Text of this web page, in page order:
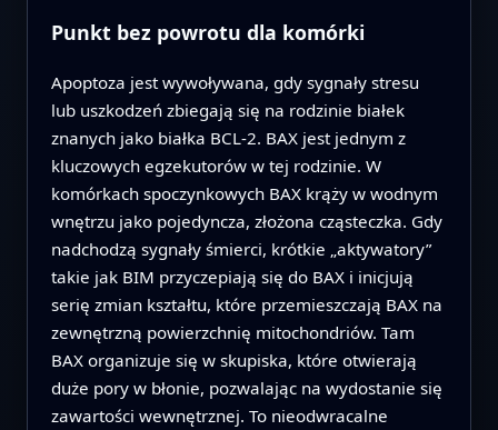
Punkt bez powrotu dla komórki
Apoptoza jest wywoływana, gdy sygnały stresu
lub uszkodzeń zbiegają się na rodzinie białek
znanych jako białka BCL‑2. BAX jest jednym z
kluczowych egzekutorów w tej rodzinie. W
komórkach spoczynkowych BAX krąży w wodnym
wnętrzu jako pojedyncza, złożona cząsteczka. Gdy
nadchodzą sygnały śmierci, krótkie „aktywatory”
takie jak BIM przyczepiają się do BAX i inicjują
serię zmian kształtu, które przemieszczają BAX na
zewnętrzną powierzchnię mitochondriów. Tam
BAX organizuje się w skupiska, które otwierają
duże pory w błonie, pozwalając na wydostanie się
zawartości wewnętrznej. To nieodwracalne